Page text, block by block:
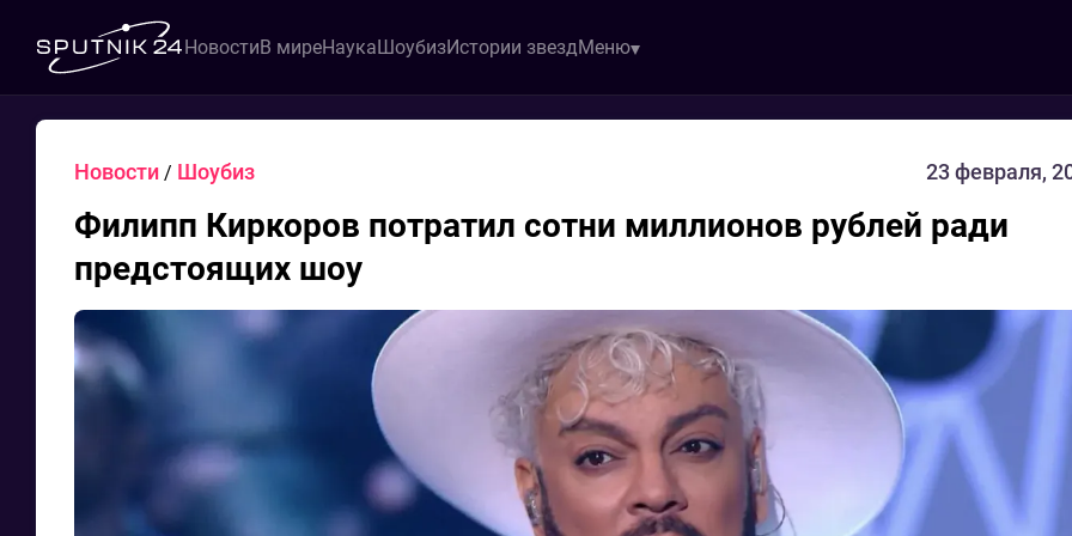
НовостиВ миреНаукаШоубизИстории звездМеню
Новости / Шоубиз 23 февраля,
Филипп Киркоров потратил сотни миллионов рублей ради
предстоящих шоу